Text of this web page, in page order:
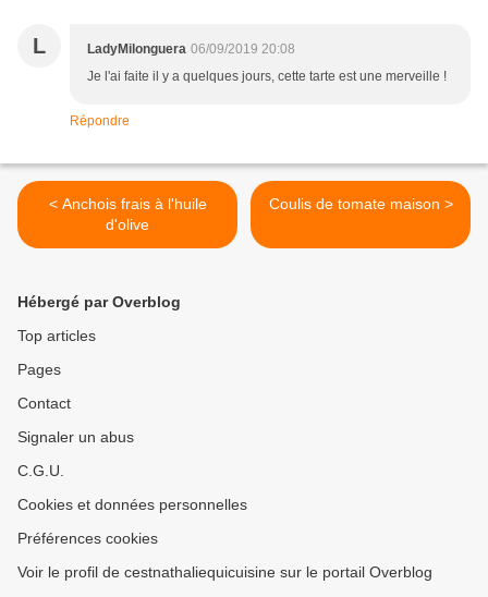
L LadyMilonguera 06/09/2019 20:08
Je l'ai faite il y a quelques jours, cette tarte est une merveille !
Répondre
< Anchois frais à l'huile
d'olive
Coulis de tomate maison >
Hébergé par Overblog
Top articles
Pages
Contact
Signaler un abus
C.G.U.
Cookies et données personnelles
Préférences cookies
Voir le profil de cestnathaliequicuisine sur le portail Overblog